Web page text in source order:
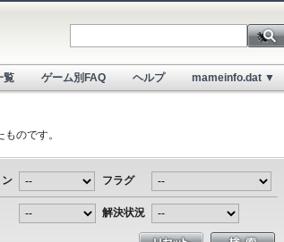
覧 ゲーム別FAQ ヘルプ mameinfo.dat ▼
のです。
フラグ
解決状況